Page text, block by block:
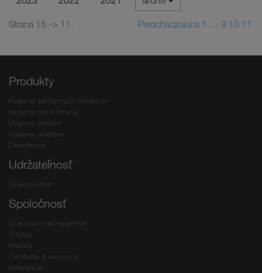
Strana 15 -> 11. Predchádzajúca 1 … 9 10 11
Produkty
Hygiena sanitárnych priestorov
Hygiena pre kuchyne
Hygiena bielizne
Hygiena objektov
Dezinfekcia
Udržateľnosť
Greenovative
Spoločnosť
O spoločnosti Hagleitner
Výroba
História
Certifikáty a ocenenia
Referencie